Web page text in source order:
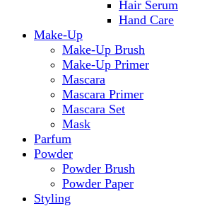
Hair Serum
Hand Care
Make-Up
Make-Up Brush
Make-Up Primer
Mascara
Mascara Primer
Mascara Set
Mask
Parfum
Powder
Powder Brush
Powder Paper
Styling